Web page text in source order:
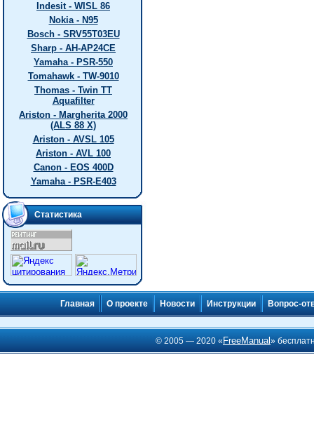
Indesit - WISL 86
Nokia - N95
Bosch - SRV55T03EU
Sharp - AH-AP24CE
Yamaha - PSR-550
Tomahawk - TW-9010
Thomas - Twin TT
Aquafilter
Ariston - Margherita 2000
(ALS 88 X)
Ariston - AVSL 105
Ariston - AVL 100
Canon - EOS 400D
Yamaha - PSR-E403
Статистика
Главная О проекте Новости Инструкции Вопрос-
© 2005 — 2020 « FreeManual»